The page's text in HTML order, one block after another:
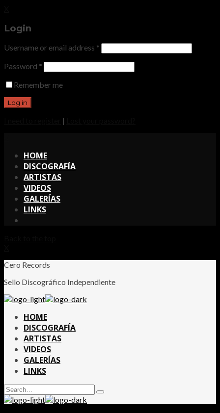
Login
Username or email address *
Password *
Remember me
|
HOME
DISCOGRAFÍA
ARTISTAS
VIDEOS
GALERÍAS
LINKS
Cero Records
Sello Discográfico Independiente
HOME
DISCOGRAFÍA
ARTISTAS
VIDEOS
GALERÍAS
LINKS
Search
for:
Type
and